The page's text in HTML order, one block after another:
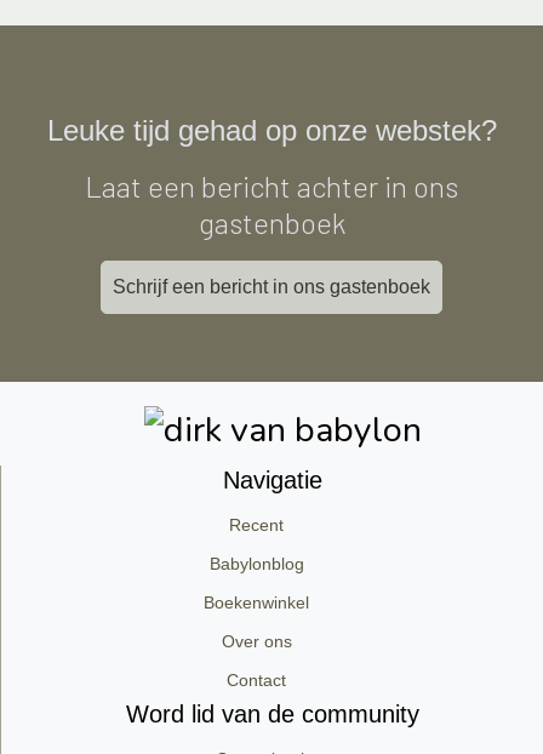
Leuke tijd gehad op onze webstek?
Laat een bericht achter in ons
gastenboek
Schrijf een bericht in ons gastenboek
Navigatie
Recent
Babylonblog
Boekenwinkel
Over ons
Contact
Word lid van de community